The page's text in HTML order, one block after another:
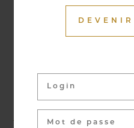
vous
Activités &